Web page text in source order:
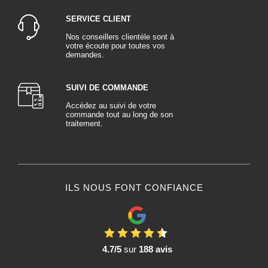
harmonieuse.
Du point de vue de la durabilité, les rivets plastiques présentent l'avantage
d'être résistants à la corrosion, ce qui est particulièrement important dans les
régions sujettes à des conditions météorologiques extrêmes. De plus, leur
réduisant la masse totale, ce qui peut avoir un impact positif sur la
consommation de carburant.
En conclusion, les rivets plastiques pour voiture incarnent l'équilibre parfait
entre fonctionnalité, facilité d'installation, esthétique et durabilité. Leur
KS Tools, une marque qui incarne l'excellence dans l'outillage professionnel,
a su se forger une réputation solide grâce à son engagement envers
l'innovation, la qualité et la fiabilité. Depuis ses débuts, la marque a évolué
pour devenir un acteur majeur sur le marché de l'outillage, offrant une
L'une des caractéristiques distinctives de KS Tools est son engagement
SERVICE CLIENT
Nos conseillers clientèle sont à
votre écoute pour toutes vos
demandes.
SUIVI DE COMMANDE
Accédez au suivi de votre
commande tout au long de son
traitement.
ILS NOUS FONT CONFIANCE
4.7/5sur 188 avis